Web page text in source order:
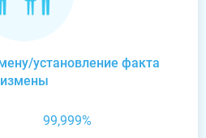
установление факта
измены
99,999%